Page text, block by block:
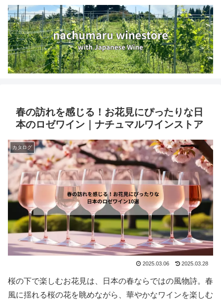
春の訪れを感じる！お花見にぴったりな日
本のロゼワイン｜ナチュマルワインストア
カタログ
2025.03.06 2025.03.28
桜の下で楽しむお花見は、日本の春ならではの風物詩。春
風に揺れる桜の花を眺めながら、華やかなワインを楽しむ